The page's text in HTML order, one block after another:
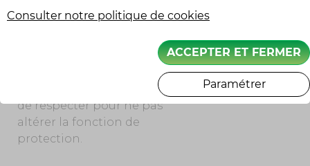
l’humidité et facilite leur
de matière, qu’il convient
de respecter pour ne pas
altérer la fonction de
protection.
Consulter notre politique de cookies
ACCEPTER ET FERMER
Paramétrer